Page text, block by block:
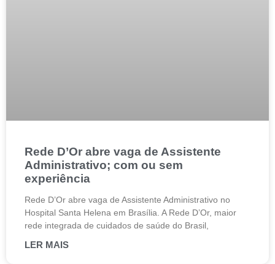
Rede D’Or abre vaga de Assistente
Administrativo; com ou sem
experiência
Rede D’Or abre vaga de Assistente Administrativo no
Hospital Santa Helena em Brasília. A Rede D’Or, maior
rede integrada de cuidados de saúde do Brasil,
LER MAIS